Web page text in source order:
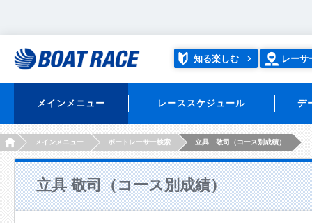
知る楽しむ レーサ
メインメニュー レーススケジュール デ
HOMEメインメニュー ボートレーサー検索 立具 敬司（コース別成績）
立具 敬司（コース別成績）